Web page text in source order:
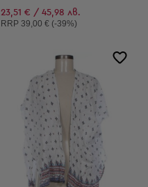
23,51 € / 45,98 лв.
Препоръчителна цена:
RRP 39,00 € (-39%)